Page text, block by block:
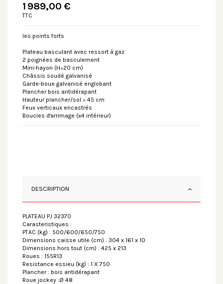
1 989,00 €
TTC
les points forts
Plateau basculant avec ressort à gaz
2 poignées de basculement
Mini-hayon (H=20 cm)
Châssis soudé galvanisé
Garde-boue galvanisé englobant
Plancher bois antidérapant
Hauteur plancher/sol = 45 cm
Feux verticaux encastrés
Boucles d'arrimage (x4 intérieur)
DESCRIPTION
PLATEAU PJ 32370
Carasteristiques :
PTAC (kg) : 500/600/650/750
Dimensions caisse utile (cm) : 304 x 161 x 10
Dimensions hors tout (cm) : 425 x 213
Roues : 155R13
Resistance essieu (kg) : 1 X 750
Plancher : bois antidérapant
Roue jockey :Ø 48